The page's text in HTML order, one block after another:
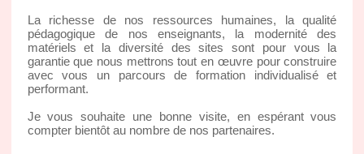
La richesse de nos ressources humaines, la qualité
pédagogique de nos enseignants, la modernité des
matériels et la diversité des sites sont pour vous la
garantie que nous mettrons tout en œuvre pour construire
avec vous un parcours de formation individualisé et
performant.
Je vous souhaite une bonne visite, en espérant vous
compter bientôt au nombre de nos partenaires.